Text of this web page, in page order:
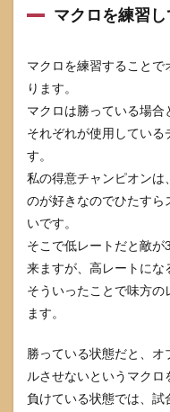
マクロを練習
マクロを練習すること
ります。
マクロは勝っている場合
それぞれが使用している
す。
私の得意チャンピオンは
のが好きなのでひたすら
いです。
そこで低レートだと敵
来ますが、高レートにな
そういったことで味方の
ます。
勝っている状態だと、
ルさせないというマクロ
負けている状態では、試